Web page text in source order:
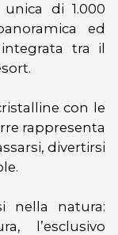
di 1.000
ed
tra il
con le
rappresenta
divertirsi
nella natura:
l’esclusivo